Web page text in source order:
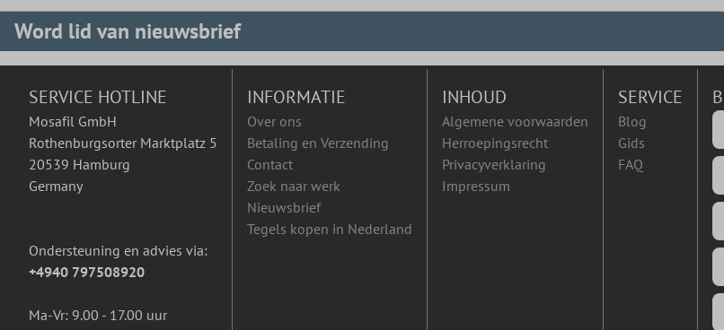
Word lid van nieuwsbrief
SERVICE HOTLINE
Mosafil GmbH
Rothenburgsorter Marktplatz 5
20539 Hamburg
Germany
Ondersteuning en advies via:
+4940 797508920
Ma-Vr: 9.00 - 17.00 uur
INFORMATIE
Over ons
Betaling en Verzending
Contact
Zoek naar werk
Nieuwsbrief
Tegels kopen in Nederland
INHOUD
Algemene voorwaarden
Herroepingsrecht
Privacyverklaring
Impressum
SERVICE
Blog
Gids
FAQ